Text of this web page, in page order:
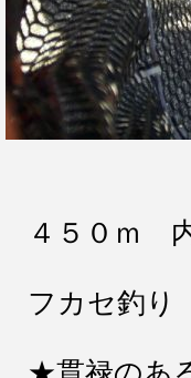
４５０ｍ
フカセ釣り